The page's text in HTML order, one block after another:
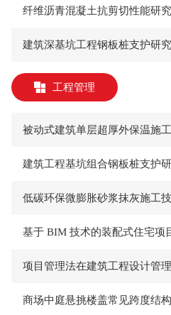
纤维沥青混凝土抗剪切性能研究
建筑深基坑工程钢板桩支护研究
工程管理
被动式建筑单层超厚外保温施
建筑工程基坑组合钢板桩支护
低碳环保微膨胀砂浆抹灰施工
基于 BIM 技术的装配式住宅项
项目管理法在建筑工程设计管
商场中庭悬挑楼盖常见跨度结